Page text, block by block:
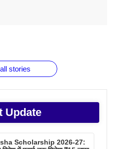
stories
Update
Scholarship 2026-27: